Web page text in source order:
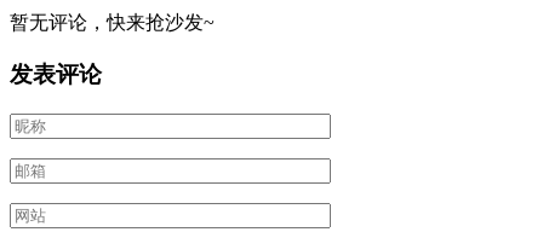
暂无评论，快来抢沙发~
发表评论